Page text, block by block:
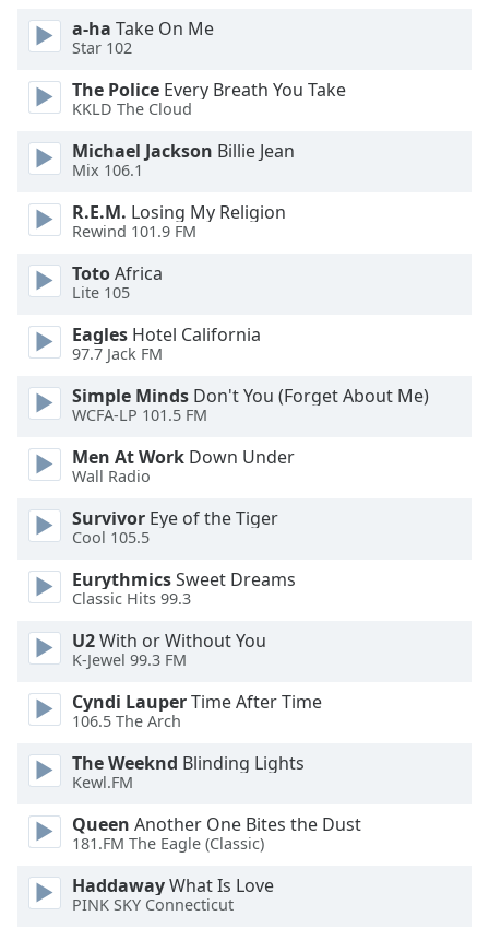
window.
cancel
close
window.
Color
Opacity
Color
Opacity
Caption
Area
Background
Color
Opacity
Font
Edge
Style
a-ha Take On Me
Star 102
The Police Every Breath You Take
KKLD The Cloud
Michael Jackson Billie Jean
Mix 106.1
R.E.M. Losing My Religion
Rewind 101.9 FM
TotoAfrica
Lite 105
Eagles Hotel California
97.7 Jack FM
Simple Minds Don't You (Forget About Me)
WCFA-LP 101.5 FM
Men At Work Down Under
Wall Radio
Survivor Eye of the Tiger
Cool 105.5
EurythmicsSweet Dreams
Classic Hits 99.3
U2With or Without You
K-Jewel 99.3 FM
Cyndi LauperTime After Time
106.5 The Arch
The Weeknd Blinding Lights
Kewl.FM
Queen Another One Bites the Dust
181.FM The Eagle (Classic)
HaddawayWhat Is Love
PINK SKY Connecticut